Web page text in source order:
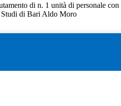
di n. 1 unità di personale
Studi di Bari Aldo Moro